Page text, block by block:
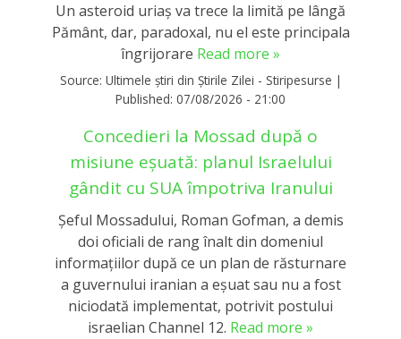
Un asteroid uriaș va trece la limită pe lângă
Pământ, dar, paradoxal, nu el este principala
îngrijorare Read more »
Source: Ultimele știri din Știrile Zilei - Stiripesurse |
Published: 07/08/2026 - 21:00
Concedieri la Mossad după o
misiune eșuată: planul Israelului
gândit cu SUA împotriva Iranului
Șeful Mossadului, Roman Gofman, a demis
doi oficiali de rang înalt din domeniul
informațiilor după ce un plan de răsturnare
a guvernului iranian a eșuat sau nu a fost
niciodată implementat, potrivit postului
israelian Channel 12. Read more »